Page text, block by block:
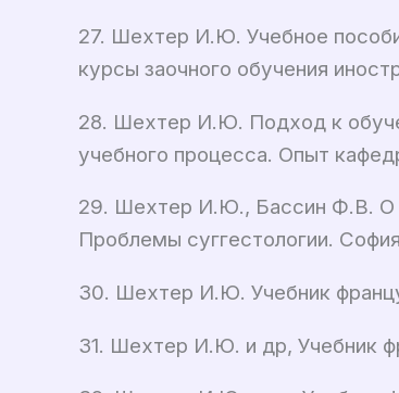
27. Шехтер И.Ю. Учебное
курсы заочного обучения
28. Шехтер И.Ю. Подход к
учебного процесса. Опыт
29. Шехтер И.Ю., Бассин Ф.В. О
Проблемы суггестологии.
30. Шехтер И.Ю. Учебник
31. Шехтер И.Ю. и др, Учебник